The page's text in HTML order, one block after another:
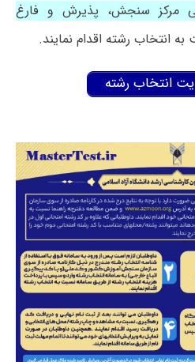
مرکز سنجش، پذیرش و فارغ
انتخاب رشته اقدام نمایند.
انتخاب رشته